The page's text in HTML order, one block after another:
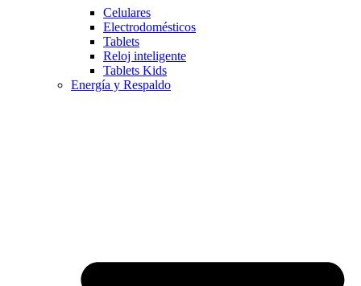
Celulares
Electrodomésticos
Tablets
Reloj inteligente
Tablets Kids
Energía y Respaldo